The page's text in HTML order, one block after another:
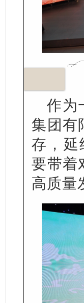
作为
集团有
存，延
要带着
高质量